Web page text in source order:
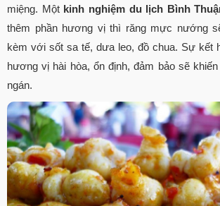
miệng. Một kinh nghiệm du lịch Bình
thêm phần hương vị thì răng mực nướng
kèm với sốt sa tế, dưa leo, đồ chua. Sự kết
hương vị hài hòa, ổn định, đảm bảo sẽ
ngán.